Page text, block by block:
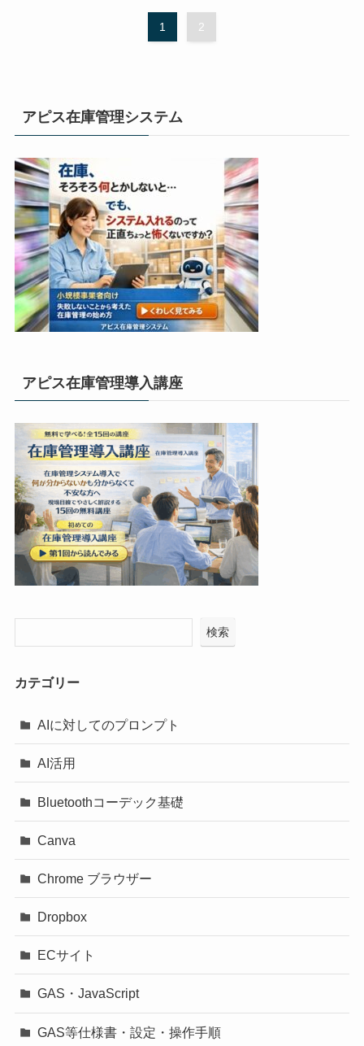
1 2
アピス在庫管理システム
アピス在庫管理導入講座
検索
カテゴリー
AIに対してのプロンプト
AI活用
Bluetoothコーデック基礎
Canva
Chrome ブラウザー
Dropbox
ECサイト
GAS・JavaScript
GAS等仕様書・設定・操作手順